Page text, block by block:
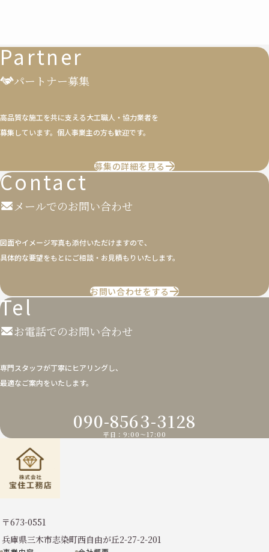
Partner
パートナー募集
高品質な施工を共に支える大工職人・協力業者を
募集しています。個人事業主の方も歓迎です。
募集の詳細を見る
Contact
メールでのお問い合わせ
図面やイメージ写真も添付いただけますので、
具体的な要望をもとにご相談・お見積もりいたします。
お問い合わせをする
Tel
お電話でのお問い合わせ
専門スタッフが丁寧にヒアリングし、
最適なご案内をいたします。
090-8563-3128
平日：9:00〜17:00
〒673-0551
兵庫県三木市志染町西自由が丘2-27-2-201